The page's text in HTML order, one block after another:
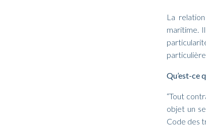
La
maritime.
Qu’est-ce
“Tout
objet un
Code des